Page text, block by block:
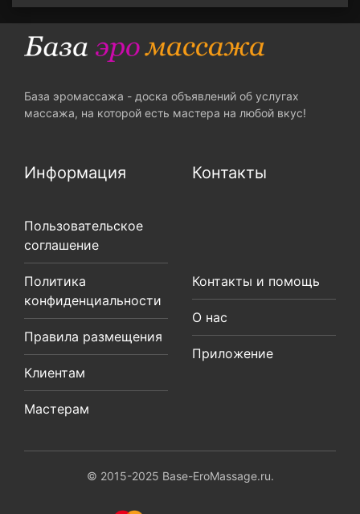
База эромассажа - доска объявлений об услугах
массажа, на которой есть мастера на любой вкус!
Информация
Пользовательское
соглашение
Политика
конфиденциальности
Правила размещения
Клиентам
Мастерам
Контакты
Контакты и помощь
О нас
Приложение
© 2015-2025 Base-EroMassage.ru.